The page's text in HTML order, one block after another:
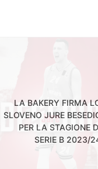
LA BAKERY FIRMA
SLOVENO JURE
PER LA STAGIONE
SERIE B 2023/